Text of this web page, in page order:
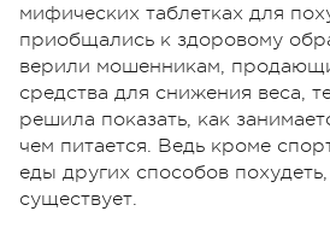
мифических таблетках для
приобщались к здоровому
верили мошенникам,
средства для снижения веса,
решила показать, как
чем питается. Ведь кроме
еды других способов
существует.